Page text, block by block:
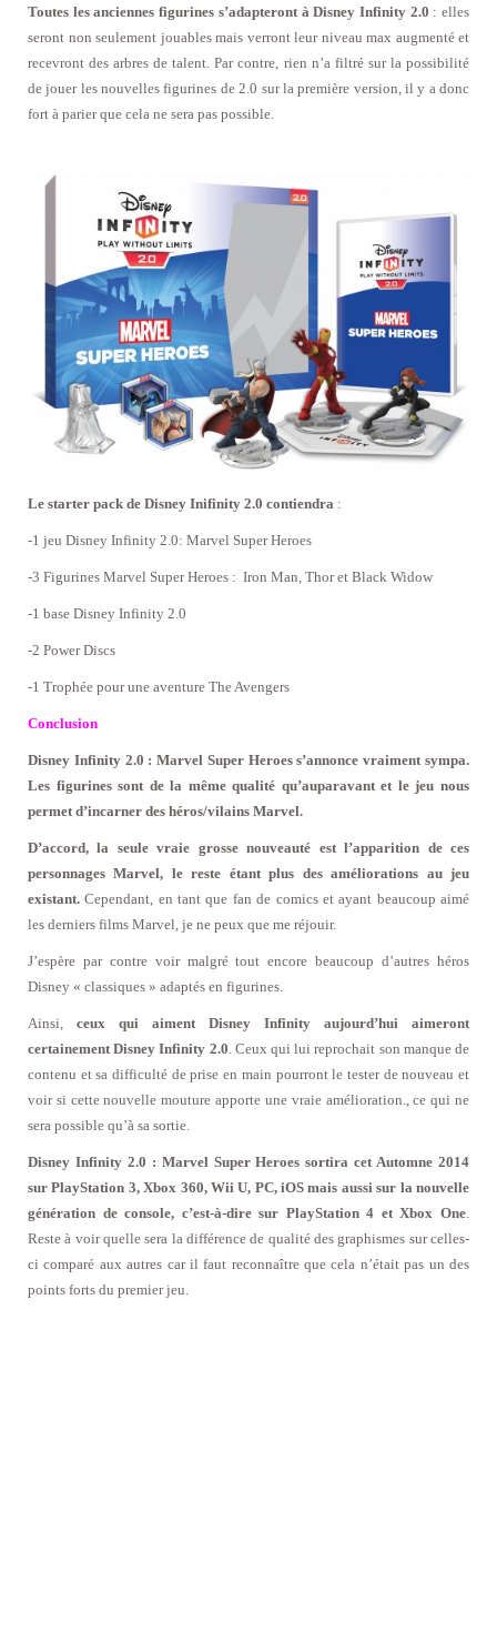
Toutes les anciennes figurines s’adapteront à Disney Infinity 2.0 : elles
seront non seulement jouables mais verront leur niveau max augmenté et
recevront des arbres de talent. Par contre, rien n’a filtré sur la possibilité
de jouer les nouvelles figurines de 2.0 sur la première version, il y a donc
fort à parier que cela ne sera pas possible.
Le starter pack de Disney Inifinity 2.0 contiendra :
-1 jeu Disney Infinity 2.0: Marvel Super Heroes
-3 Figurines Marvel Super Heroes : Iron Man, Thor et Black Widow
-1 base Disney Infinity 2.0
-2 Power Discs
-1 Trophée pour une aventure The Avengers
Conclusion
Disney Infinity 2.0 : Marvel Super Heroes s’annonce vraiment sympa.
Les figurines sont de la même qualité qu’auparavant et le jeu nous
permet d’incarner des héros/vilains Marvel.
D’accord, la seule vraie grosse nouveauté est l’apparition de ces
personnages Marvel, le reste étant plus des améliorations au jeu
existant. Cependant, en tant que fan de comics et ayant beaucoup aimé
les derniers films Marvel, je ne peux que me réjouir.
J’espère par contre voir malgré tout encore beaucoup d’autres héros
Disney « classiques » adaptés en figurines.
Ainsi, ceux qui aiment Disney Infinity aujourd’hui aimeront
certainement Disney Infinity 2.0. Ceux qui lui reprochait son manque de
contenu et sa difficulté de prise en main pourront le tester de nouveau et
voir si cette nouvelle mouture apporte une vraie amélioration., ce qui ne
sera possible qu’à sa sortie.
Disney Infinity 2.0 : Marvel Super Heroes sortira cet Automne 2014
sur PlayStation 3, Xbox 360, Wii U, PC, iOS mais aussi sur la nouvelle
génération de console, c’est-à-dire sur PlayStation 4 et Xbox One.
Reste à voir quelle sera la différence de qualité des graphismes sur celles-
ci comparé aux autres car il faut reconnaître que cela n’était pas un des
points forts du premier jeu.